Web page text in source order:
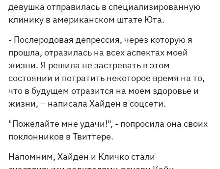
девушка отправилась в специализированную
клинику в американском штате Юта.
- Послеродовая депрессия, через которую я
прошла, отразилась на всех аспектах моей
жизни. Я решила не застревать в этом
состоянии и потратить некоторое время на то,
что в будущем отразится на моем здоровье и
жизни, – написала Хайден в соцсети.
"Пожелайте мне удачи!", - попросила она своих
поклонников в Твиттере.
Напомним, Хайден и Кличко стали